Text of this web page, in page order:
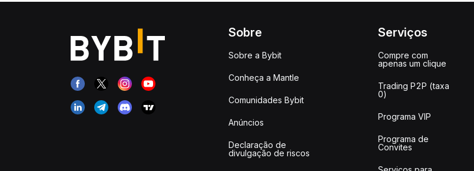
Sobre
Sobre a Bybit
Conheça a Mantle
Comunidades Bybit
Anúncios
Declaração de
divulgação de riscos
Serviços
Compre com
apenas um clique
Trading P2P (taxa
0)
Programa VIP
Programa de
Convites